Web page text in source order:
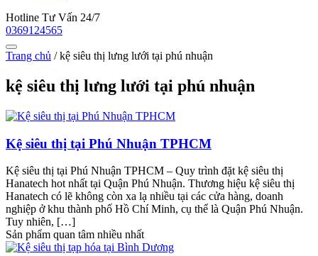
Hotline Tư Vấn 24/7
0369124565
Trang chủ /kệ siêu thị lưng lưới tại phú nhuận
kệ siêu thị lưng lưới tại phú nhuận
Kệ siêu thị tại Phú Nhuận TPHCM
Kệ siêu thị tại Phú Nhuận TPHCM – Quy trình đặt kệ siêu thị
Hanatech hot nhất tại Quận Phú Nhuận. Thương hiệu kệ siêu thị
Hanatech có lẽ không còn xa lạ nhiều tại các cửa hàng, doanh
nghiệp ở khu thành phố Hồ Chí Minh, cụ thể là Quận Phú Nhuận.
Tuy nhiên, […]
Sản phẩm quan tâm nhiều nhất